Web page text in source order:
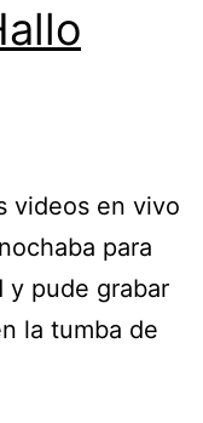
videos en vivo
para
y pude grabar
la tumba de